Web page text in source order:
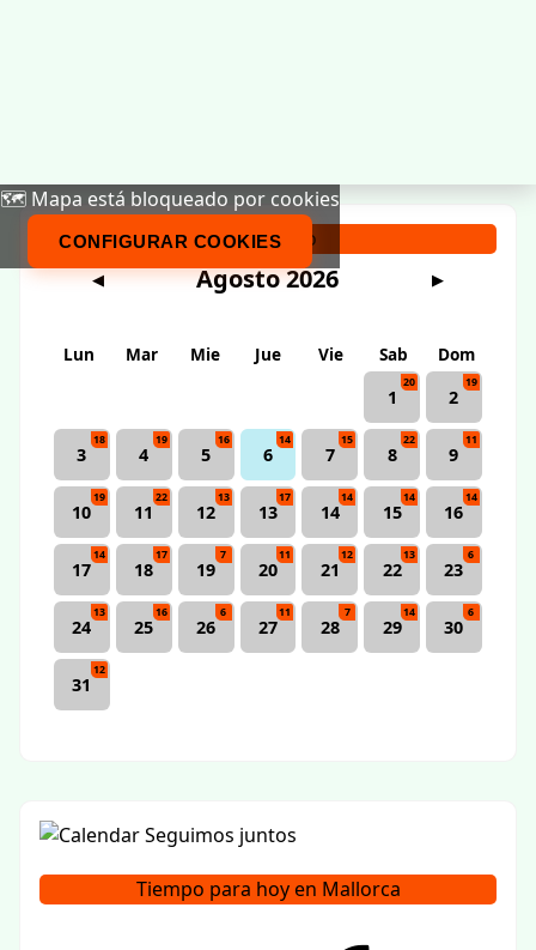
🗺️ Mapa está bloqueado por cookies
CONFIGURAR COOKIES
Calendario
◀ Agosto 2026 ▶
Lun Mar Mie Jue Vie Sab
Dom
1
20
2
19
3
18
4
19
5
16
6
14
7
15
8
22
9
11
10
19
11
22
12
13
13
17
14
14
15
14
16
14
17
14
18
17
19
7
20
11
21
12
22
13
23
6
24
13
25
16
26
6
27
11
28
7
29
14
30
6
31
12
Tiempo para hoy en Mallorca